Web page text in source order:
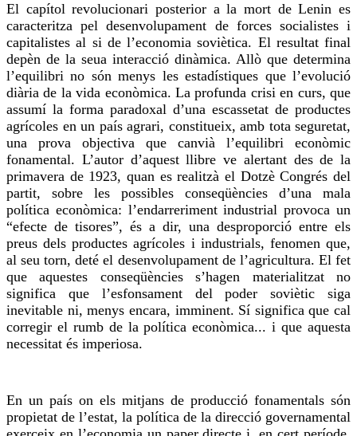
El capítol revolucionari posterior a la mort de Lenin es
caracteritza pel desenvolupament de forces socialistes i
capitalistes al si de l’economia soviètica. El resultat final
depèn de la seua interacció dinàmica. Allò que determina
l’equilibri no són menys les estadístiques que l’evolució
diària de la vida econòmica. La profunda crisi en curs, que
assumí la forma paradoxal d’una escassetat de productes
agrícoles en un país agrari, constitueix, amb tota seguretat,
una prova objectiva que canvià l’equilibri econòmic
fonamental. L’autor d’aquest llibre ve alertant des de la
primavera de 1923, quan es realitzà el Dotzè Congrés del
partit, sobre les possibles conseqüències d’una mala
política econòmica: l’endarreriment industrial provoca un
“efecte de tisores”, és a dir, una desproporció entre els
preus dels productes agrícoles i industrials, fenomen que,
al seu torn, deté el desenvolupament de l’agricultura. El fet
que aquestes conseqüències s’hagen materialitzat no
significa que l’esfonsament del poder soviètic siga
inevitable ni, menys encara, imminent. Sí significa que cal
corregir el rumb de la política econòmica... i que aquesta
necessitat és imperiosa.
En un país on els mitjans de producció fonamentals són
propietat de l’estat, la política de la direcció governamental